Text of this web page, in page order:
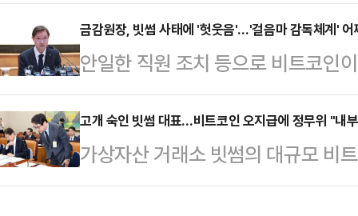
하겠다는 입…
다"고 말했다.금융당국이 빗썸의
다는 뜻으로 풀이된다.이 원장은 "
파악하려면 실제로 검사를 …
다.이 원장은 이날 국회 정무위원
확인하는 것이 사실 짧은 게 아니라
당국에 따르면, 업비트가 실제 비트
하는 것과 딜리, 빗썸은 하루마다
썸의 허술한 시스템이 도마에 올랐
한다는 입장을 밝…
금감원장, 빗썸 사태에 '헛웃음'…'걸음마 감독체계' 어
안일한 직원 조치 등으로 비트코인
데 가상자산사업자 관련 내부통제
국은 연이틀 점검회의를 개최하는
자에 대한 세밀한 감독·조사체계는
'감독 공백' 보완이 시급해졌다는
고개 숙인 빗썸 대표…비트코인 오지급에 정무위 "내
가상자산 거래소 빗썸의 대규모 비
랐다. 정무위원회는 거래소 내부통